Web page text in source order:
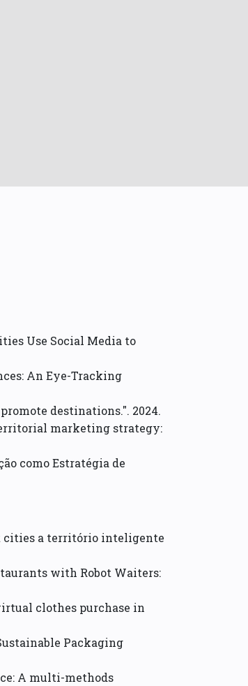
Use Social Media to
An Eye-Tracking
destinations.". 2024.
marketing strategy:
como Estratégia de
cities a território inteligente
with Robot Waiters:
clothes purchase in
Packaging
A multi-methods